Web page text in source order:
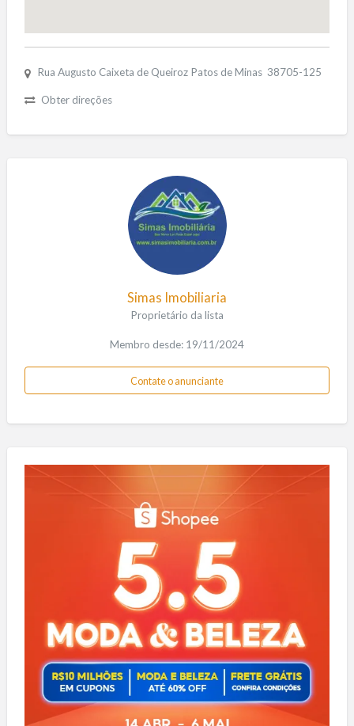
Rua Augusto Caixeta de Queiroz Patos de Minas 38705-125
Obter direções
Simas Imobiliaria
Proprietário da lista
Membro desde: 19/11/2024
Contate o anunciante